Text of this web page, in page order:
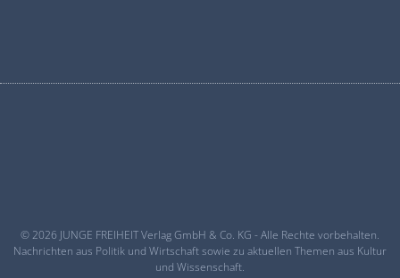
© 2026 JUNGE FREIHEIT Verlag GmbH & Co. KG - Alle Rechte vorbehalten.
Nachrichten aus Politik und Wirtschaft sowie zu aktuellen Themen aus Kultur
und Wissenschaft.